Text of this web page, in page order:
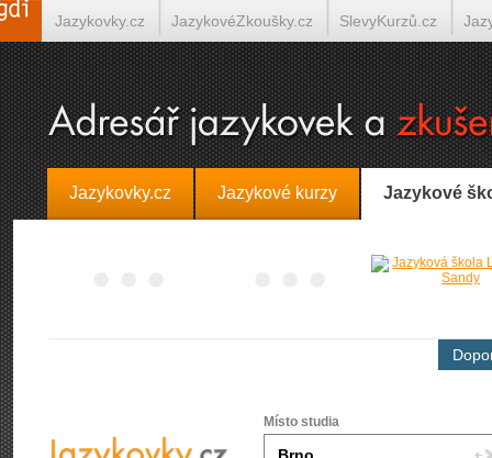
Jazykovky.cz Jazykové kurzy Jazykové
Místo studia
Jazykovky.cz JazykovéZkoušky.cz SlevyKurzů.cz
Španělština on-line Italština on-line Tlumočení-